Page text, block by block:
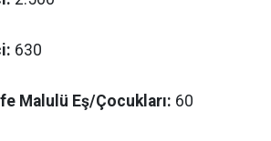
630
Malulü Eş/Çocukları: 60